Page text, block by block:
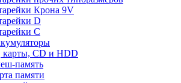
Крона 9V
D
С
CD и HDD
память
памяти